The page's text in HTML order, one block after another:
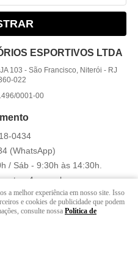
ESPORTIVOS LTDA
103 -São Francisco, Niterói - RJ
022
0001-00
0434
(WhatsApp)
/ Sáb - 9:30h às 14:30h.
a melhor experiência em nosso site. Isso
e cookies de publicidade que podem
consulte nossa Política de